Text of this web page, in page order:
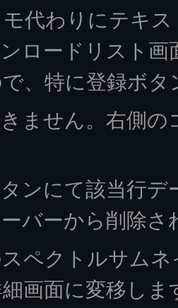
代わりにテキ
ロードリスト
、特に登録ボ
ません。右側
ンにて該当行デ
バーから削除さ
ペクトルサム
画面に変移し